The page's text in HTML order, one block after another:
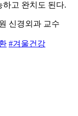
하고 완치도 된다.
신경외과 교수
#겨울건강